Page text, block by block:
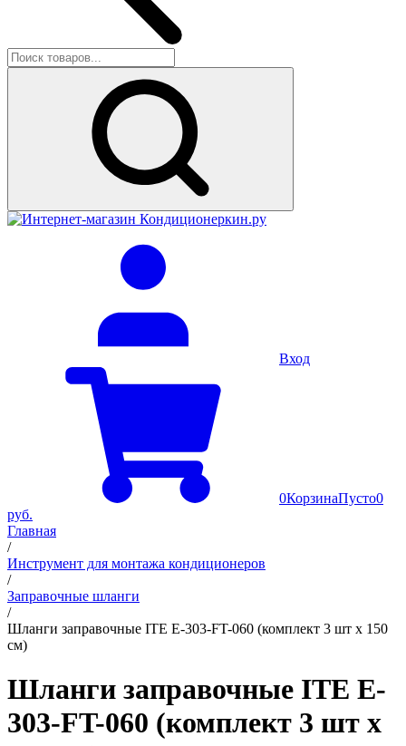
Вход
0КорзинаПусто0
руб.
Главная
/
Инструмент для монтажа кондиционеров
/
Заправочные шланги
/
Шланги заправочные ITE E-303-FT-060 (комплект 3 шт х 150
см)
Шланги заправочные ITE E-
303-FT-060 (комплект 3 шт х